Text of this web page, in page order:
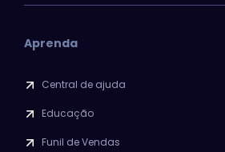
Aprenda
Central de ajuda
Educação
Funil de Vendas